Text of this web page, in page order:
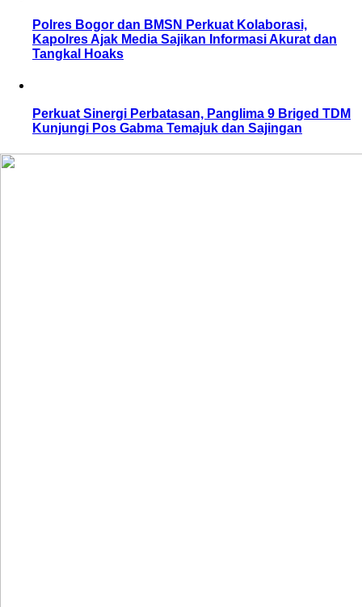
Polres Bogor dan BMSN Perkuat Kolaborasi,
Kapolres Ajak Media Sajikan Informasi Akurat dan
Tangkal Hoaks
Perkuat Sinergi Perbatasan, Panglima 9 Briged TDM
Kunjungi Pos Gabma Temajuk dan Sajingan